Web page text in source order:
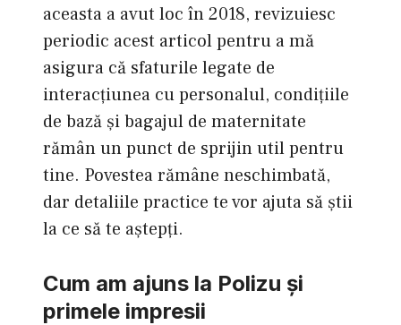
aceasta a avut loc în 2018, revizuiesc
periodic acest articol pentru a mă
asigura că sfaturile legate de
interacțiunea cu personalul, condițiile
de bază și bagajul de maternitate
rămân un punct de sprijin util pentru
tine. Povestea rămâne neschimbată,
dar detaliile practice te vor ajuta să știi
la ce să te aștepți.
Cum am ajuns la Polizu și
primele impresii